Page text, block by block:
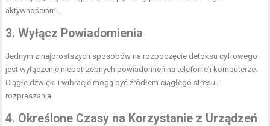
aktywnościami.
3. Wyłącz Powiadomienia
Jednym z najprostszych sposobów na rozpoczęcie detoksu cyfrowego
jest wyłączenie niepotrzebnych powiadomień na telefonie i komputerze.
Ciągłe dźwięki i wibracje mogą być źródłem ciągłego stresu i
rozpraszania.
4. Określone Czasy na Korzystanie z Urządzeń